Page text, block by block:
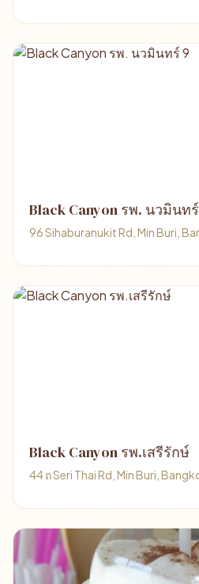
Black Canyon รพ. นวมินท
96 Sihaburanukit Rd, Min Buri,
Black Canyon รพ.เสรีรักษ์
44 ถ Seri Thai Rd, Min Buri,